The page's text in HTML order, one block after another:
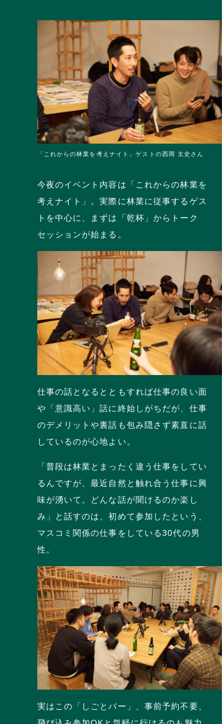
「これからの林業を考えナイト」ゲストの西岡 太史さん
今夜のイベント内容は「これからの林業を
考えナイト」。実際に林業に従事するゲス
トを中心に、まずは「乾杯」からトーク
セッションが始まる。
仕事の話となるとともすれば仕事の良い面
や「意識高い」話に終始しがちだが、仕事
のデメリットや裏話も包み隠さず素直に話
しているのが心地よい。
「普段は林業とまったく違う仕事をしてい
るんですが、最近自然と触れ合う仕事に興
味が湧いて。どんな話が聞けるのか楽し
み」と話すのは、初めて参加したという、
マスコミ関係の仕事をしている30代の男
性。
実はこの「しごとバー」、事前予約不要、